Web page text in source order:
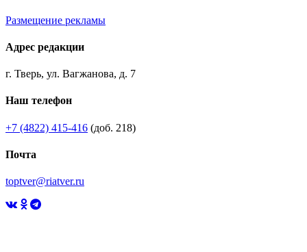
Размещение рекламы
Адрес редакции
г. Тверь, ул. Вагжанова, д. 7
Наш телефон
+7 (4822) 415-416 (доб. 218)
Почта
toptver@riatver.ru